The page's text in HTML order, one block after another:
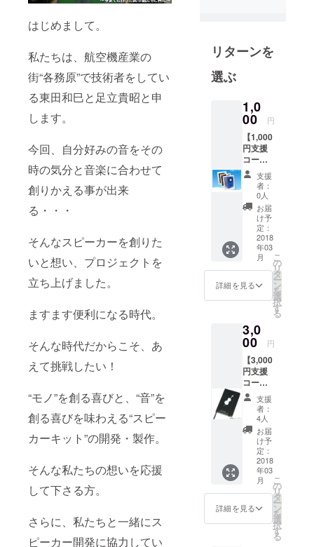
はじめまして。
私たちは、航空機産業の
街“各務原”で技術者をしてい
る東田和巳と足立貴昭と申
します。
今回、自分好みの音をその
時の気分と音楽に合わせて
創りかえる事が出来
る・・・
そんなスピーカーを創りた
いと想い、プロジェクトを
立ち上げました。
ますます便利になる時代。
そんな時代だからこそ、あ
えて挑戦したい！
“モノ”を創る喜びと、“音”を
創る喜びを味わえる“スピー
カーキット”の開発・製作。
そんな私たちの想いを応援
して下さる方。
さらに、私たちと一緒にス
ピーカー開発に協力してい
の“こまりご
と”の対策品
を造ってい
部長 東田
専門
分野：電気
制御・電力
分野
オー
ディオ歴：
部員 足立
貴昭
専門
分野：電子
ト開発
オー
ディオ歴：8
リターンを
選ぶ
1,0
00 円
【1,000
円支援
コー
ス】 ①
発表会
開催記
念オリ
ジナル
ハガキ
３枚組
発表会
開催記
念のオ
リジナ
ルデザ
インの
です。
実際に
パート
ナーの
方たち
と作り
上げた
スピー
カーの
写真を
使って
作る予
定で
す。
支援
者：
0人
お届
け予
定：
2018
年03
月
詳細を見る
こ
の
リ
タ
ー
ン
を
選
択
す
る
3,0
00 円
【3,000
円支援
コー
ス】 ①
プロ
ジェク
ト記念
ロゴ入
り手帳
プロ
ジェク
トの記
念ロゴ
の入っ
た、手
帳で
支援
者：
4人
お届
け予
定：
2018
年03
月
詳細を見る
こ
の
リ
タ
ー
ン
を
選
択
す
る